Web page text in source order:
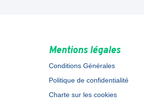
Mentions légales
Conditions Générales
Politique de confidentialité
Charte sur les cookies